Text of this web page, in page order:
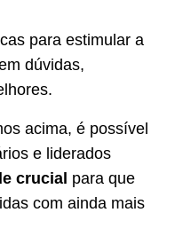
para estimular a
dúvidas,
acima, é possível
e liderados
crucial para que
com ainda mais